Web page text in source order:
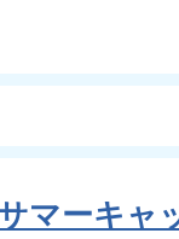
マーキャ